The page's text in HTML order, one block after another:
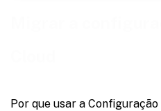
Por que usar a